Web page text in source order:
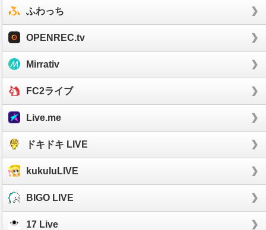
ふわっち
OPENREC.tv
Mirrativ
FC2ライブ
Live.me
ドキドキ LIVE
kukuluLIVE
BIGO LIVE
17 Live